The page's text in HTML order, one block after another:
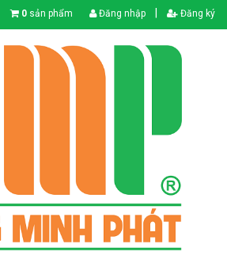
0 sản phẩm Đăng nhập Đăng ký